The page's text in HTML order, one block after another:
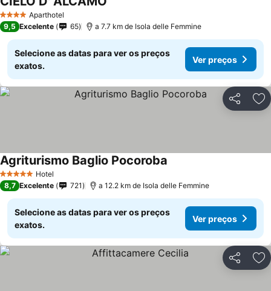
4 EstrelasAparthotel
9,5 Excelente 65 a 7.7 km de Isola delle Femmine
Selecione as datas para ver os preços
exatos.
Ver preços
Partilhar
5 Estrelas Hotel
Agriturismo Baglio Pocoroba
8,7 Excelente 721 a 12.2 km de Isola delle Femmine
Selecione as datas para ver os preços
exatos.
Ver preços
Partilhar